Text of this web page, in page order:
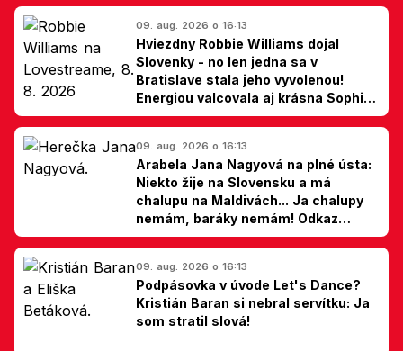
09. aug. 2026 o 16:13
Hviezdny Robbie Williams dojal
Slovenky - no len jedna sa v
Bratislave stala jeho vyvolenou!
Energiou valcovala aj krásna Sophie
Ellis-Bextor (foto)
09. aug. 2026 o 16:13
Arabela Jana Nagyová na plné ústa:
Niekto žije na Slovensku a má
chalupu na Maldivách... Ja chalupy
nemám, baráky nemám! Odkaz
Slovákom
09. aug. 2026 o 16:13
Podpásovka v úvode Let's Dance?
Kristián Baran si nebral servítku: Ja
som stratil slová!